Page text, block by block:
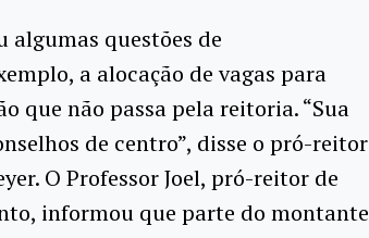
algumas questões de
a alocação de vagas para
que não passa pela reitoria. “Sua
de centro”, disse o pró-reitor
O Professor Joel, pró-reitor de
informou que parte do montante